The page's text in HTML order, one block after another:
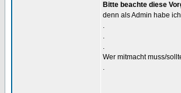
Bitte beachte diese
denn als Admin habe
.
.
.
Wer mitmacht muss/
.